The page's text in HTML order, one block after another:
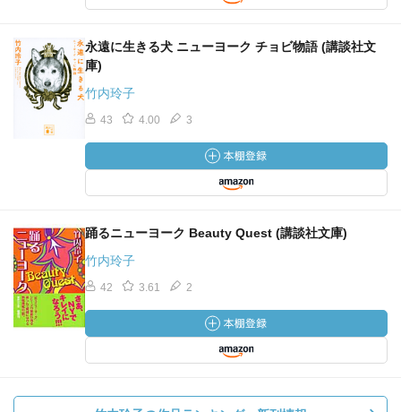
永遠に生きる犬 ニューヨーク チョビ物語 (講談社文
庫)
竹内玲子
43 4.00 3
踊るニューヨーク Beauty Quest (講談社文庫)
竹内玲子
42 3.61 2